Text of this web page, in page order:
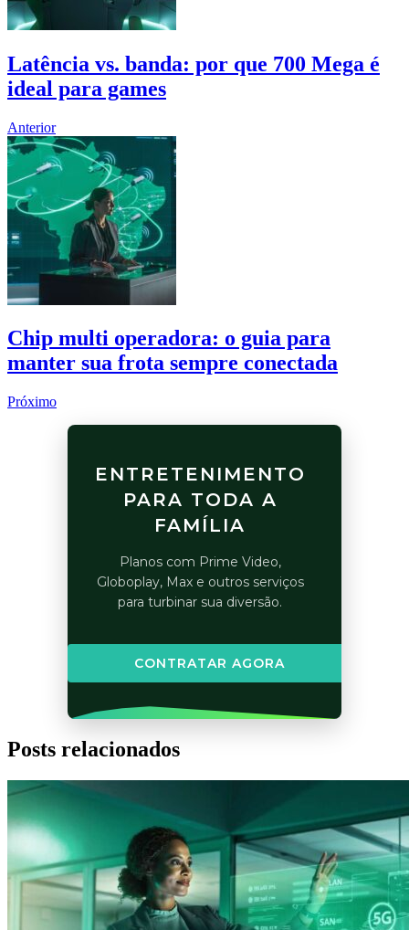
Latência vs. banda: por que 700 Mega é
ideal para games
Anterior
Chip multi operadora: o guia para
manter sua frota sempre conectada
Próximo
ENTRETENIMENTO
PARA TODA A
FAMÍLIA
Planos com Prime Video,
Globoplay, Max e outros serviços
para turbinar sua diversão.
CONTRATAR AGORA
Posts relacionados